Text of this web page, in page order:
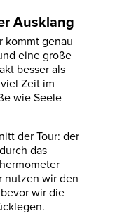
Ausklang
kommt genau
eine große
besser als
Zeit im
wie Seele
der Tour: der
das
nutzen wir den
wir die